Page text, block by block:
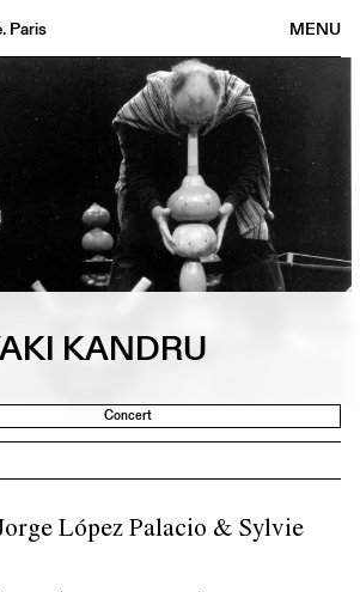
MENU
Paris
KANDRU
Concert
López Palacio & Sylvie